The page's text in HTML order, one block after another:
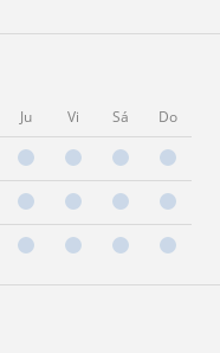
Ju Vi Sá Do